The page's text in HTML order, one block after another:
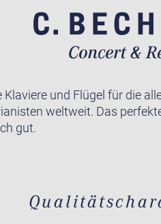
und Flügel für die
weltweit. Das
gut.